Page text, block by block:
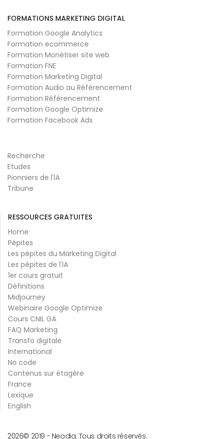
FORMATIONS MARKETING DIGITAL
Formation Google Analytics
Formation ecommerce
Formation Monétiser site web
Formation FNE
Formation Marketing Digital
Formation Audio au Référencement
Formation Référencement
Formation Google Optimize
Formation Facebook Ads
Recherche
Etudes
Pionniers de l'IA
Tribune
RESSOURCES GRATUITES
Home
Pépites
Les pépites du Marketing Digital
Les pépites de l'IA
1er cours gratuit
Définitions
Midjourney
Webinaire Google Optimize
Cours CNIL GA
FAQ Marketing
Transfo digitale
International
No code
Contenus sur étagère
France
Lexique
English
© 2019 -
2026 Neodia. Tous droits réservés.